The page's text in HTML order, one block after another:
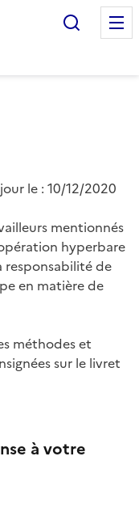
le : 10/12/2020
mentionnés
hyperbare
responsabilité de
en matière de
méthodes et
sur le livret
à votre